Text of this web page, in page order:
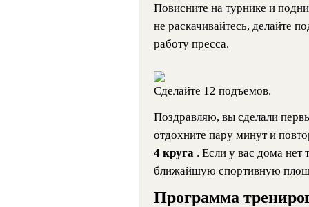
Повисните на турнике и
не раскачивайтесь, делайте
работу пресса.
Сделайте 12 подъемов.
Поздравляю, вы сделали
отдохните пару минут и
4 круга . Если у вас дома нет
ближайшую спортивную
Программа